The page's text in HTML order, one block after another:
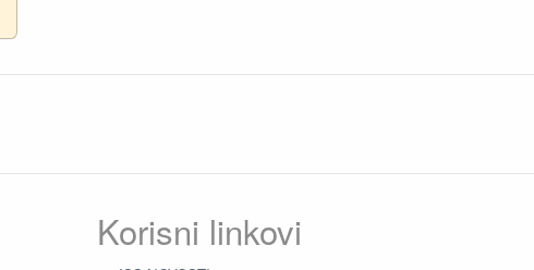
Korisni linkovi